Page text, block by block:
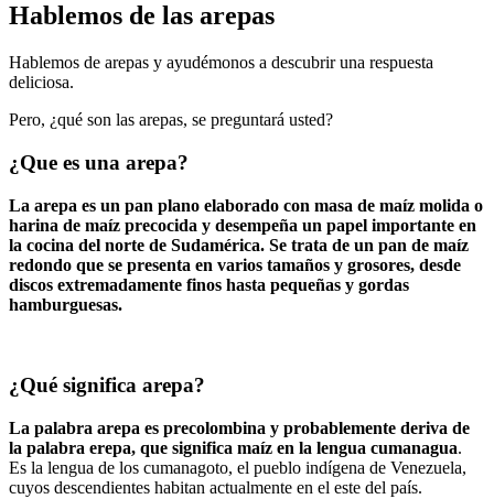
Hablemos de las arepas
Hablemos de arepas y ayudémonos a descubrir una respuesta
deliciosa.
Pero, ¿qué son las arepas, se preguntará usted?
¿Que es una arepa?
La arepa es un pan plano elaborado con masa de maíz molida o
harina de maíz precocida y desempeña un papel importante en
la cocina del norte de Sudamérica. Se trata de un pan de maíz
redondo que se presenta en varios tamaños y grosores, desde
discos extremadamente finos hasta pequeñas y gordas
hamburguesas.
¿Qué significa arepa?
La palabra arepa es precolombina y probablemente deriva de
la palabra erepa, que significa maíz en la lengua cumanagua.
Es la lengua de los cumanagoto, el pueblo indígena de Venezuela,
cuyos descendientes habitan actualmente en el este del país.